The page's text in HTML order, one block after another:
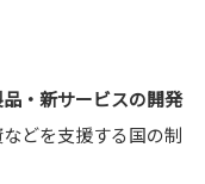
・新サービスの開発
どを支援する国の制